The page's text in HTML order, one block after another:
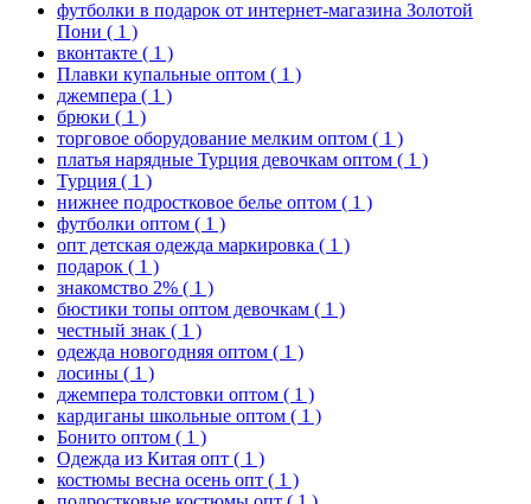
футболки в подарок от интернет-магазина Золотой
Пони ( 1 )
вконтакте ( 1 )
Плавки купальные оптом ( 1 )
джемпера ( 1 )
брюки ( 1 )
торговое оборудование мелким оптом ( 1 )
платья нарядные Турция девочкам оптом ( 1 )
Турция ( 1 )
нижнее подростковое белье оптом ( 1 )
футболки оптом ( 1 )
опт детская одежда маркировка ( 1 )
подарок ( 1 )
знакомство 2% ( 1 )
бюстики топы оптом девочкам ( 1 )
честный знак ( 1 )
одежда новогодняя оптом ( 1 )
лосины ( 1 )
джемпера толстовки оптом ( 1 )
кардиганы школьные оптом ( 1 )
Бонито оптом ( 1 )
Одежда из Китая опт ( 1 )
костюмы весна осень опт ( 1 )